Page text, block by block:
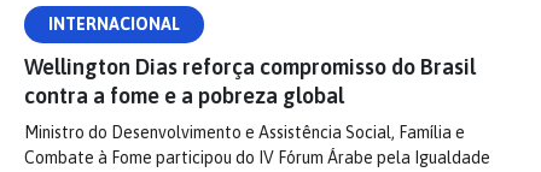
INTERNACIONAL
Wellington Dias reforça compromisso do Brasil
contra a fome e a pobreza global
Ministro do Desenvolvimento e Assistência Social, Família e
Combate à Fome participou do IV Fórum Árabe pela Igualdade